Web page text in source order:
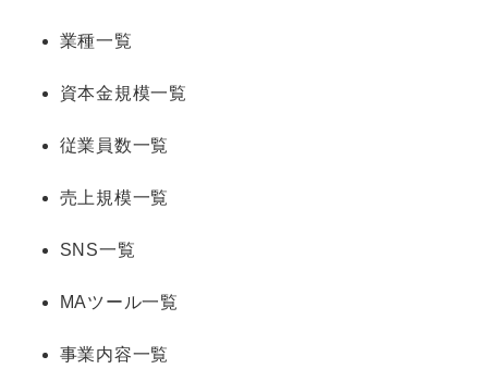
業種⼀覧
資本⾦規模⼀覧
従業員数⼀覧
売上規模⼀覧
SNS⼀覧
MAツール⼀覧
事業内容⼀覧